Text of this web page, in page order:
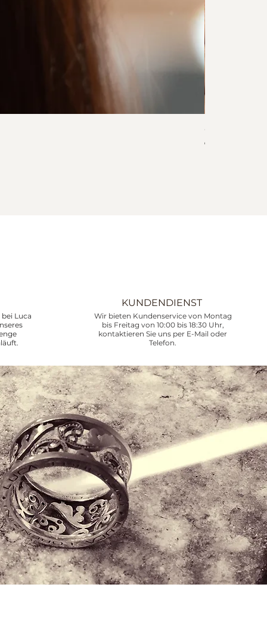
Collar
Preis
745,00 €
Luca
KUNDENDIENST
Wir bieten Kundenservice von Montag
bis Freitag von 10:00 bis 18:30 Uhr,
kontaktieren Sie uns per E-Mail oder
Telefon.